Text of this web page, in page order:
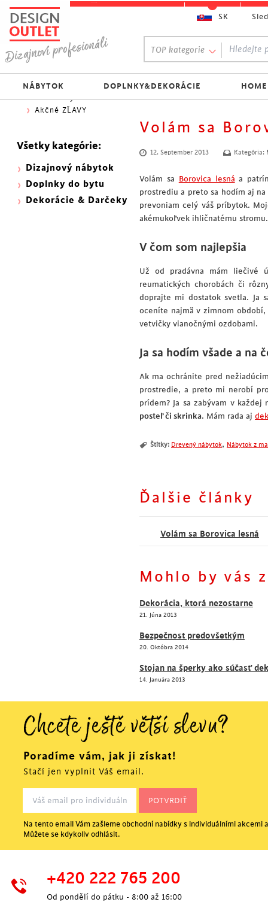
Volám sa
12. September 2013 Kategória:
Volám sa Borovica lesná a
prostrediu a preto sa hodím aj
prevoniam celý váš príbytok.
akémukoľvek ihličnatému
V čom som najlepšia
Už od pradávna mám liečivé
reumatických chorobách či
doprajte mi dostatok svetla. Ja
oceníte najmä v zimnom
vetvičky vianočnými ozdobami.
Ja sa hodím všade a na
Ak ma ochránite pred
prostredie, a preto mi nerobí
prídem? Ja sa zabývam v
posteľ či skrinka. Mám rada aj
Štítky: Drevený nábytok, Nábytok z
Ďalšie články
Volám sa Borovica lesná
Mohlo by vás
Dekorácia, ktorá nezostarne
21. Júna 2013
Bezpečnost predovšetkým
20. Októbra 2014
Stojan na šperky ako súčasť
14. Januára 2013
Obľúbený výber:
300 NOVINEK
333 BESTSELLERŮ
Najlacnejšie do 70€
Skladovky
Akčné ZĽAVY
Všetky kategórie:
Dizajnový nábytok
Doplnky do bytu
Dekorácie & Darčeky
TOP kategorie
NÁBYTOK DOPLNKY&DEKORÁCIE
SK
Chcete ještě větší slevu?
Poradíme vám, jak ji získat!
Stačí jen vyplnit Váš email.
Na tento email Vám zašleme obchodní nabídky s individuálními akcemi
Můžete se kdykoliv odhlásit.
+420 222 765 200
Od pondělí do pátku - 8:00 až 16:00